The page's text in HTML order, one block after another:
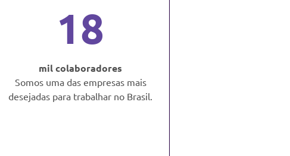
18
mil colaboradores
Somos uma das empresas mais
desejadas para trabalhar no Brasil.